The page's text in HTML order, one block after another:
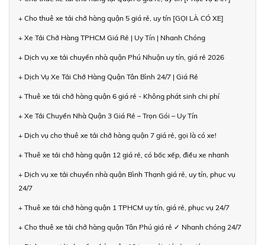
+ Cho thuê xe tải chở hàng quận 5 giá rẻ, uy tín [GỌI LÀ CÓ XE]
+ Xe Tải Chở Hàng TPHCM Giá Rẻ | Uy Tín | Nhanh Chóng
+ Dịch vụ xe tải chuyển nhà quận Phú Nhuận uy tín, giá rẻ 2026
+ Dịch Vụ Xe Tải Chở Hàng Quận Tân Bình 24/7 | Giá Rẻ
+ Thuê xe tải chở hàng quận 6 giá rẻ - Không phát sinh chi phí
+ Xe Tải Chuyển Nhà Quận 3 Giá Rẻ – Trọn Gói – Uy Tín
+ Dịch vụ cho thuê xe tải chở hàng quận 7 giá rẻ, gọi là có xe!
+ Thuê xe tải chở hàng quận 12 giá rẻ, có bốc xếp, điều xe nhanh
+ Dịch vụ xe tải chuyển nhà quận Bình Thạnh giá rẻ, uy tín, phục vụ
24/7
+ Thuê xe tải chở hàng quận 1 TPHCM uy tín, giá rẻ, phục vụ 24/7
+ Cho thuê xe tải chở hàng quận Tân Phú giá rẻ ✓ Nhanh chóng 24/7